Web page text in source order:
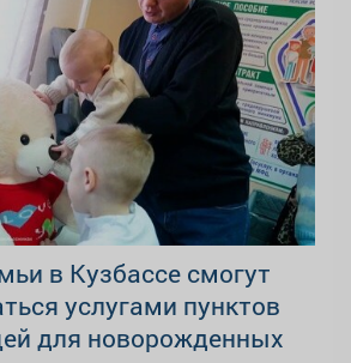
в Кузбассе смогут
услугами пунктов
для новорожденных